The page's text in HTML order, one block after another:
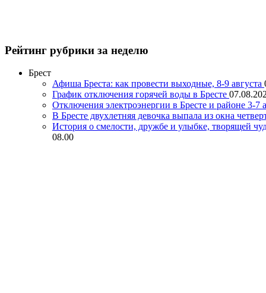
Рейтинг рубрики за неделю
Брест
Афиша Бреста: как провести выходные, 8-9 августа
График отключения горячей воды в Бресте
Отключения электроэнергии в Бресте и районе 3-7
В Бресте двухлетняя девочка выпала из окна
История о смелости, дружбе и улыбке, творящей
08.00